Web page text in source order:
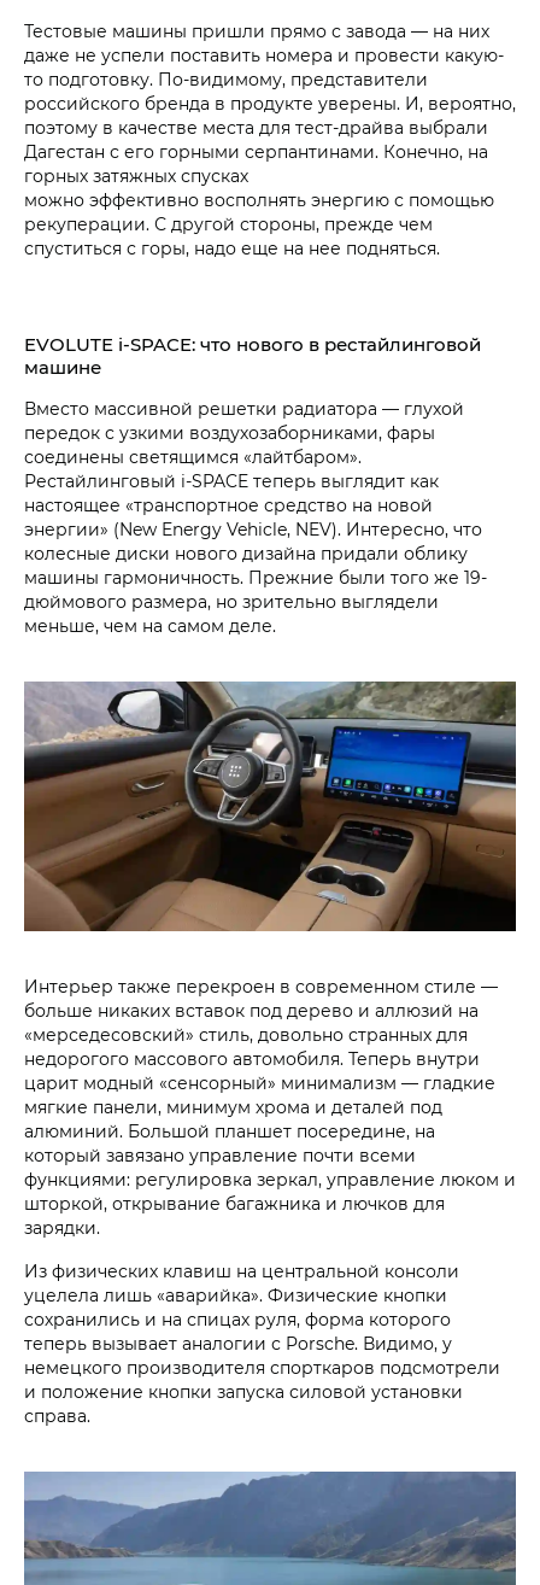
Тестовые машины пришли прямо с завода — на них
даже не успели поставить номера и провести какую-
то подготовку. По-видимому, представители
российского бренда в продукте уверены. И, вероятно,
поэтому в качестве места для тест-драйва выбрали
Дагестан с его горными серпантинами. Конечно, на
горных затяжных спусках
можно эффективно восполнять энергию с помощью
рекуперации. С другой стороны, прежде чем
спуститься с горы, надо еще на нее подняться.
EVOLUTE i‑SPACE: что нового в рестайлинговой
машине
Вместо массивной решетки радиатора — глухой
передок с узкими воздухозаборниками, фары
соединены светящимся «лайтбаром».
Рестайлинговый i‑SPACE теперь выглядит как
настоящее «транспортное средство на новой
энергии» (New Energy Vehicle, NEV). Интересно, что
колесные диски нового дизайна придали облику
машины гармоничность. Прежние были того же 19-
дюймового размера, но зрительно выглядели
меньше, чем на самом деле.
Интерьер также перекроен в современном стиле —
больше никаких вставок под дерево и аллюзий на
«мерседесовский» стиль, довольно странных для
недорогого массового автомобиля. Теперь внутри
царит модный «сенсорный» минимализм — гладкие
мягкие панели, минимум хрома и деталей под
алюминий. Большой планшет посередине, на
который завязано управление почти всеми
функциями: регулировка зеркал, управление люком и
шторкой, открывание багажника и лючков для
зарядки.
Из физических клавиш на центральной консоли
уцелела лишь «аварийка». Физические кнопки
сохранились и на спицах руля, форма которого
теперь вызывает аналогии с Porsche. Видимо, у
немецкого производителя спорткаров подсмотрели
и положение кнопки запуска силовой установки
справа.